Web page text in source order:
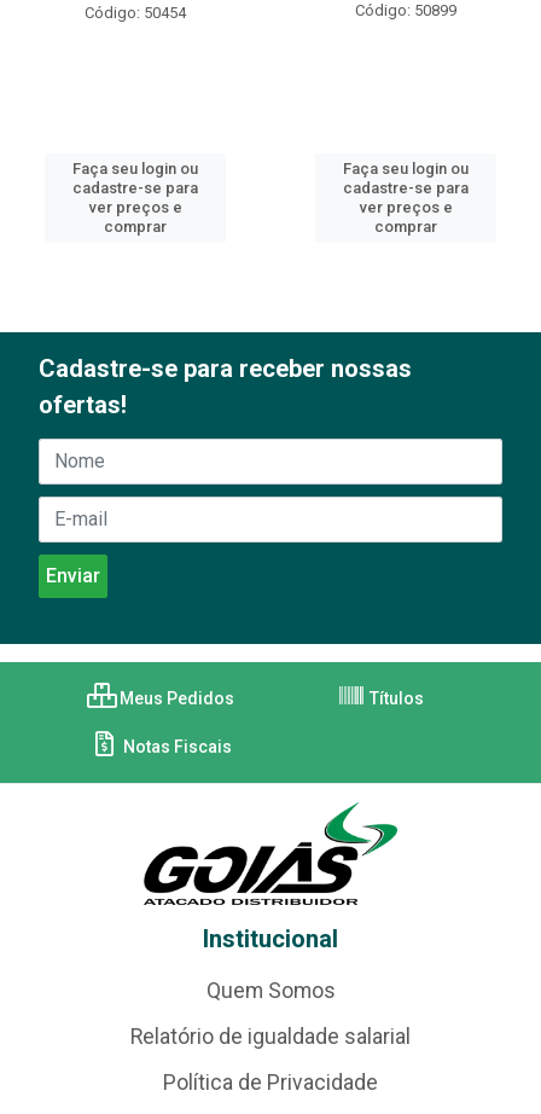
Código: 50454
Faça seu login ou
cadastre-se para
ver preços e
comprar
Código: 50899
Faça seu login ou
cadastre-se para
ver preços e
comprar
Cadastre-se para receber nossas
ofertas!
Meus Pedidos Títulos
Notas Fiscais
Institucional
Quem Somos
Relatório de igualdade salarial
Política de Privacidade